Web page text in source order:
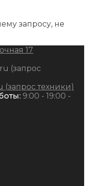
запросу, не
17
(запрос
(запрос техники)
9:00 - 19:00 -